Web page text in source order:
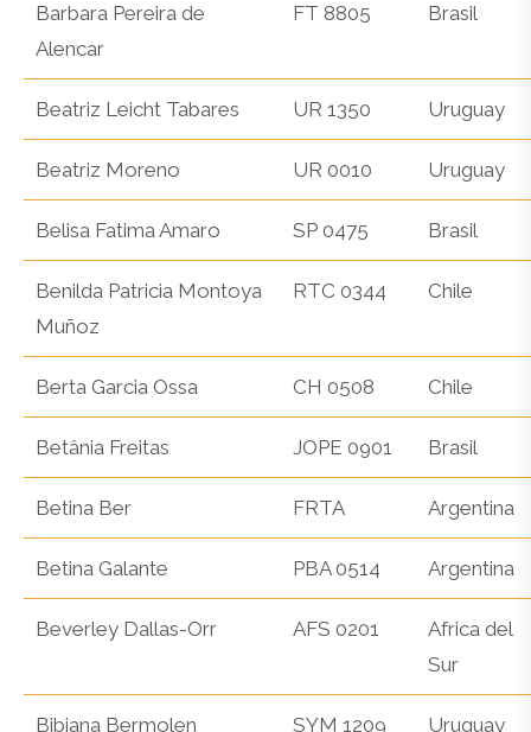
Barbara Pereira de
Alencar
FT 8805 Brasil
Beatriz Leicht Tabares UR 1350 Uruguay
Beatriz Moreno UR 0010 Uruguay
Belisa Fatima Amaro SP 0475 Brasil
Benilda Patricia Montoya
Muñoz
RTC 0344 Chile
Berta Garcia Ossa CH 0508 Chile
Betânia Freitas JOPE 0901 Brasil
Betina Ber FRTA Argentina
Betina Galante PBA 0514 Argentina
Beverley Dallas-Orr AFS 0201
Africa del
Sur
Bibiana Bermolen
SYM 1209 Uruguay